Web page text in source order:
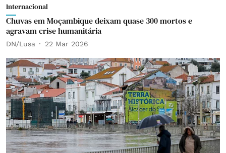
Internacional
Chuvas em Moçambique deixam quase 300 mortos e
agravam crise humanitária
DN/Lusa 22 Mar 2026